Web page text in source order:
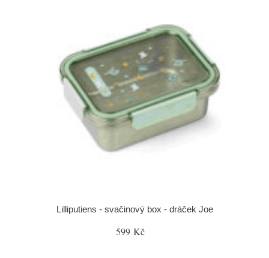
Lilliputiens - svačinový box - dráček Joe
599 Kč